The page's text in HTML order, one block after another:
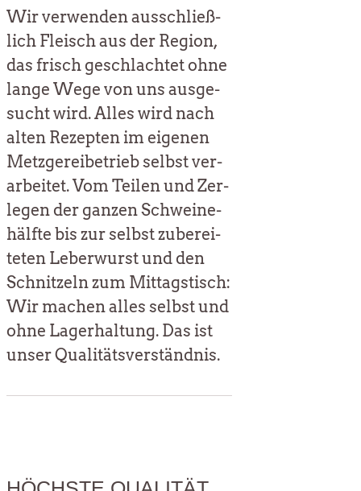
Wir ver­wen­den aus­schließ­
lich Fleisch aus der Regi­on,
das frisch geschlach­tet ohne
lan­ge Wege von uns aus­ge­
sucht wird. Alles wird nach
alten Rezep­ten im eige­nen
Metz­ge­rei­be­trieb selbst ver­
ar­bei­tet. Vom Tei­len und Zer­
le­gen der gan­zen Schwei­ne­
hälf­te bis zur selbst zube­rei­
te­ten Leber­wurst und den
Schnit­zeln zum Mit­tags­tisch:
Wir machen alles selbst und
ohne Lager­hal­tung. Das ist
unser Qualitätsverständnis.